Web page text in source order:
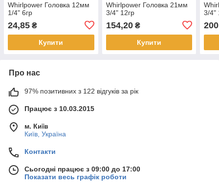
Whirlpower Головка 12мм
1/4" 6гр
24,85 ₴
Купити
Whirlpower Головка 21мм
3/4" 12гр
154,20₴
Купити
3/4"
Про нас
97% позитивних з 122 відгуків за рік
Працює з 10.03.2015
м. Київ
Київ, Україна
Контакти
Сьогодні працює з 09:00 до 17:00
Показати весь графік роботи